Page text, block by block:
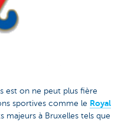
est on ne peut plus fière
sportives comme le Royal
majeurs à Bruxelles tels que